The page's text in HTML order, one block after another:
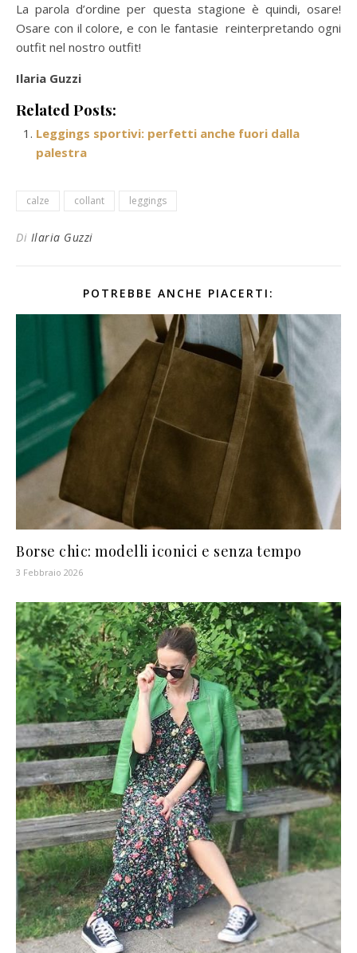
La parola d’ordine per questa stagione è quindi, osare!
Osare con il colore, e con le fantasie reinterpretando ogni
outfit nel nostro outfit!
Ilaria Guzzi
Related Posts:
Leggings sportivi: perfetti anche fuori dalla
palestra
calze collant leggings
Di Ilaria Guzzi
POTREBBE ANCHE PIACERTI:
Borse chic: modelli iconici e senza tempo
3 Febbraio 2026